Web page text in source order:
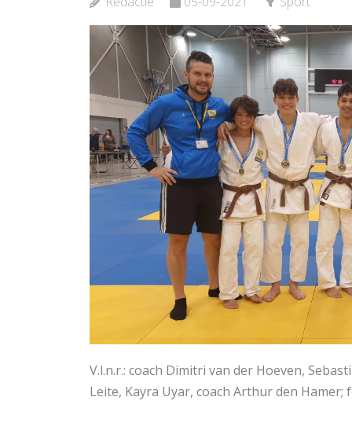
V.l.n.r.: coach Dimitri van der Hoeven,
Leite, Kayra Uyar, coach Arthur den Hamer;
Bekijk